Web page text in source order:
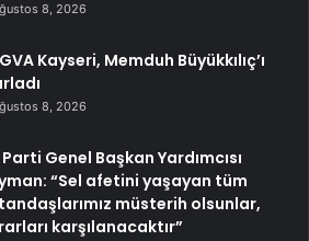
8, 2026
Kayseri, Memduh Büyükkılıç’ı
8, 2026
Parti Genel Başkan Yardımcısı
“Sel afetini yaşayan tüm
müsterih olsunlar,
karşılanacaktır”